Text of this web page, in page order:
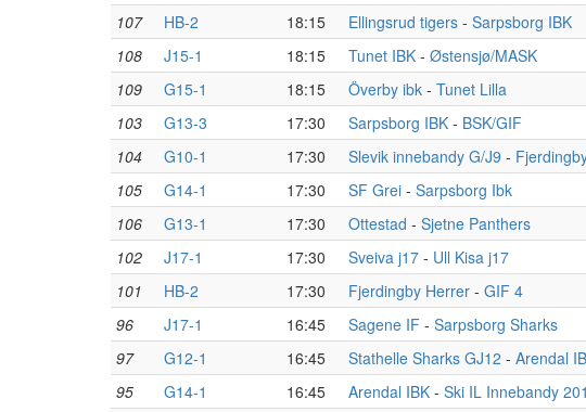
107
HB-2 18:15 Ellingsrud tigers - Sarpsborg IBK
108
J15-1 18:15 Tunet IBK - Østensjø/MASK
109
G15-1 18:15 Överby ibk - Tunet Lilla
103
G13-3 17:30 Sarpsborg IBK - BSK/GIF
104
G10-1 17:30 Slevik innebandy G/J9 -
105
G14-1 17:30 SF Grei - Sarpsborg Ibk
106
G13-1 17:30 Ottestad - Sjetne Panthers
102
J17-1 17:30 Sveiva j17 - Ull Kisa j17
101
HB-2 17:30 Fjerdingby Herrer - GIF 4
96
J17-1 16:45 Sagene IF - Sarpsborg Sharks
97
G12-1 16:45 Stathelle Sharks GJ12 - Arendal
95
G14-1 16:45 Arendal IBK - Ski IL Innebandy